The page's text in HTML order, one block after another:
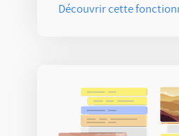
Découvrircette